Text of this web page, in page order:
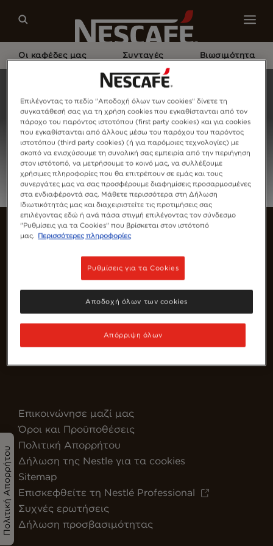
Οι καφέδες μας Συνταγές Βιωσιμότητα
Σύνδεση
Πολιτική Απορρήτου
Επικοινώνησε μαζί μας
Όροι και Προϋποθέσεις
Πολιτική Απορρήτου
Δήλωση της Nestle για τα cookies
Sitemap
Επισκεφθείτε τη Nestlé Professional
Συχνές ερωτήσεις
Δήλωση προσβασιμότητας
Επιλέγοντας το πεδίο "Αποδοχή όλων των cookies" δίνετε τη
συγκατάθεσή σας για τη χρήση cookies που εγκαθίστανται από τον
πάροχο του παρόντος ιστοτόπου (first party cookies) και για cookies
που εγκαθίστανται από άλλους μέσω του παρόχου του παρόντος
ιστοτόπου (third party cookies) (ή για παρόμοιες τεχνολογίες) με
σκοπό να ενισχύσουμε τη συνολική σας εμπειρία από την περιήγηση
στον ιστότοπό, να μετρήσουμε το κοινό μας, να συλλέξουμε
χρήσιμες πληροφορίες που θα επιτρέπουν σε εμάς και τους
συνεργάτες μας να σας προσφέρουμε διαφημίσεις προσαρμοσμένες
στα ενδιαφέροντά σας. Μάθετε περισσότερα στη Δήλωση
Ιδιωτικότητάς μας και διαχειριστείτε τις προτιμήσεις σας
επιλέγοντας εδώ ή ανά πάσα στιγμή επιλέγοντας τον σύνδεσμο
"Ρυθμίσεις για τα Cookies" που βρίσκεται στον ιστότοπό
μας. Περισσότερες πληροφορίες
Ρυθμίσεις για τα Cookies
Απόρριψη όλων
Αποδοχή όλων των cookies